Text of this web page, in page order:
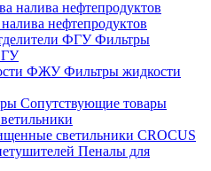
нефтепродуктов
Фильтры
Фильтры жидкости
Сопутствующие товары
светильники CROCUS
Пеналы для